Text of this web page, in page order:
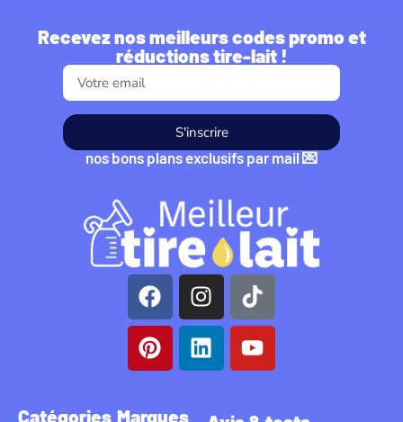
Recevez nos meilleurs codes promo et
réductions tire-lait !
S'inscrire
nos bons plans exclusifs par mail 💌
Catégories Marques